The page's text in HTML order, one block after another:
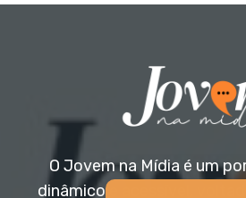
O Jovem na Mídia é um
dinâmico e acessível,